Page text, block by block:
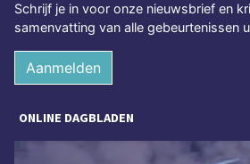
Schrijf je in voor onze nieuwsbrief en
samenvatting van alle gebeurtenissen
Aanmelden
ONLINE DAGBLADEN